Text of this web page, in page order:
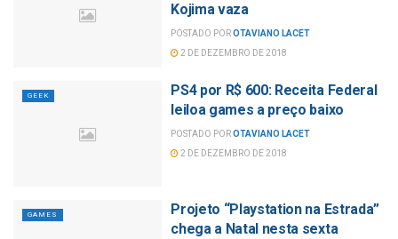
Kojima vaza
POSTADO POROTAVIANO LACET
2 DE DEZEMBRO DE 2018
GEEK
PS4 por R$ 600: Receita Federal
leiloa games a preço baixo
POSTADO POROTAVIANO LACET
2 DE DEZEMBRO DE 2018
GAMES
Projeto “Playstation na Estrada”
chega a Natal nesta sexta